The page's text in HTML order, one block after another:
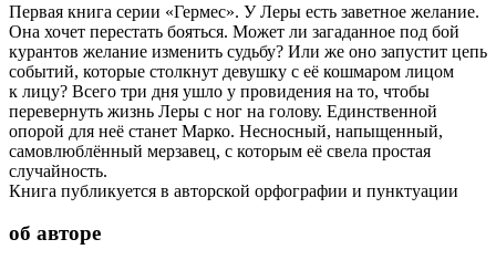
Первая книга серии «Гермес». У Леры есть заветное желание.
Она хочет перестать бояться. Может ли загаданное под бой
курантов желание изменить судьбу? Или же оно запустит цепь
событий, которые столкнут девушку с её кошмаром лицом
к лицу? Всего три дня ушло у провидения на то, чтобы
перевернуть жизнь Леры с ног на голову. Единственной
опорой для неё станет Марко. Несносный, напыщенный,
самовлюблённый мерзавец, с которым её свела простая
случайность.
Книга публикуется в авторской орфографии и пунктуации
об авторе